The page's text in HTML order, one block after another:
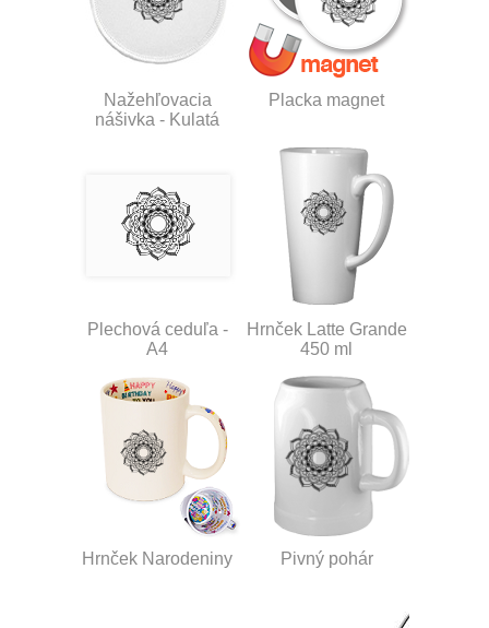
Nažehľovacia
nášivka - Kulatá
Placka magnet
Plechová ceduľa -
A4
Hrnček Latte Grande
450 ml
Hrnček Narodeniny Pivný pohár